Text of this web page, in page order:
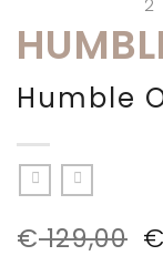
Humble
€129,00 €